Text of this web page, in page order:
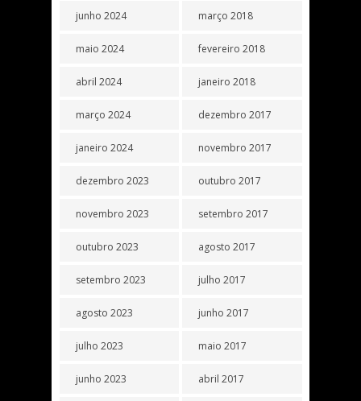
junho 2024
maio 2024
abril 2024
março 2024
janeiro 2024
dezembro 2023
novembro 2023
outubro 2023
setembro 2023
agosto 2023
julho 2023
junho 2023
março 2018
fevereiro 2018
janeiro 2018
dezembro 2017
novembro 2017
outubro 2017
setembro 2017
agosto 2017
julho 2017
junho 2017
maio 2017
abril 2017